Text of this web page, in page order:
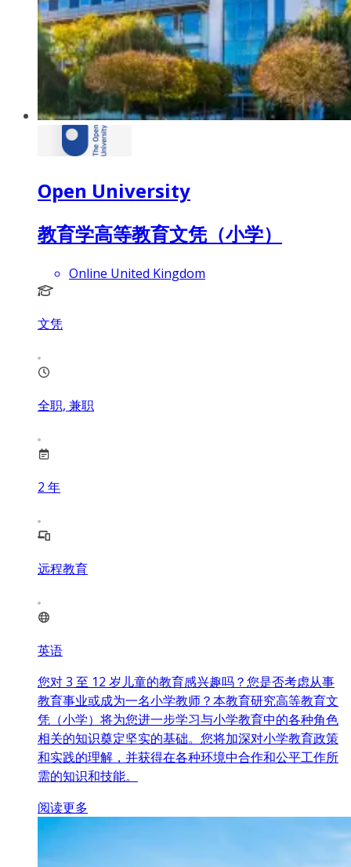
Open University
教育学高等教育文凭（小学）
Online United Kingdom
文凭
全职, 兼职
2 年
远程教育
英语
您对 3 至 12 岁儿童的教育感兴趣吗？您是否考虑从事
教育事业或成为一名小学教师？本教育研究高等教育文
凭（小学）将为您进一步学习与小学教育中的各种角色
相关的知识奠定坚实的基础。您将加深对小学教育政策
和实践的理解，并获得在各种环境中合作和公平工作所
需的知识和技能。
阅读更多